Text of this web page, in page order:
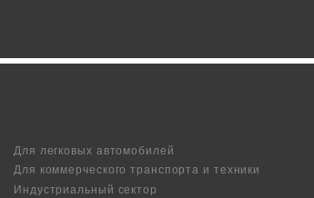
Для легковых автомобилей
Для коммерческого транспорта и техники
Индустриальный сектор